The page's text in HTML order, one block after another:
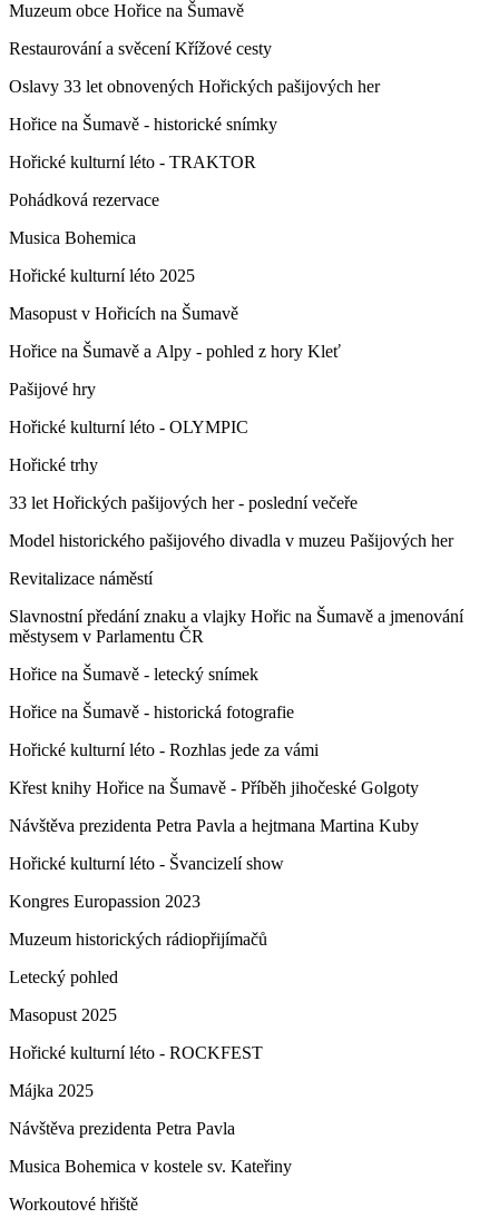
Muzeum obce Hořice na Šumavě
Restaurování a svěcení Křížové cesty
Oslavy 33 let obnovených Hořických pašijových her
Hořice na Šumavě - historické snímky
Hořické kulturní léto - TRAKTOR
Pohádková rezervace
Musica Bohemica
Hořické kulturní léto 2025
Masopust v Hořicích na Šumavě
Hořice na Šumavě a Alpy - pohled z hory Kleť
Pašijové hry
Hořické kulturní léto - OLYMPIC
Hořické trhy
33 let Hořických pašijových her - poslední večeře
Model historického pašijového divadla v muzeu Pašijových her
Revitalizace náměstí
Slavnostní předání znaku a vlajky Hořic na Šumavě a jmenování
městysem v Parlamentu ČR
Hořice na Šumavě - letecký snímek
Hořice na Šumavě - historická fotografie
Hořické kulturní léto - Rozhlas jede za vámi
Křest knihy Hořice na Šumavě - Příběh jihočeské Golgoty
Návštěva prezidenta Petra Pavla a hejtmana Martina Kuby
Hořické kulturní léto - Švancizelí show
Kongres Europassion 2023
Muzeum historických rádiopřijímačů
Letecký pohled
Masopust 2025
Hořické kulturní léto - ROCKFEST
Májka 2025
Návštěva prezidenta Petra Pavla
Musica Bohemica v kostele sv. Kateřiny
Workoutové hřiště